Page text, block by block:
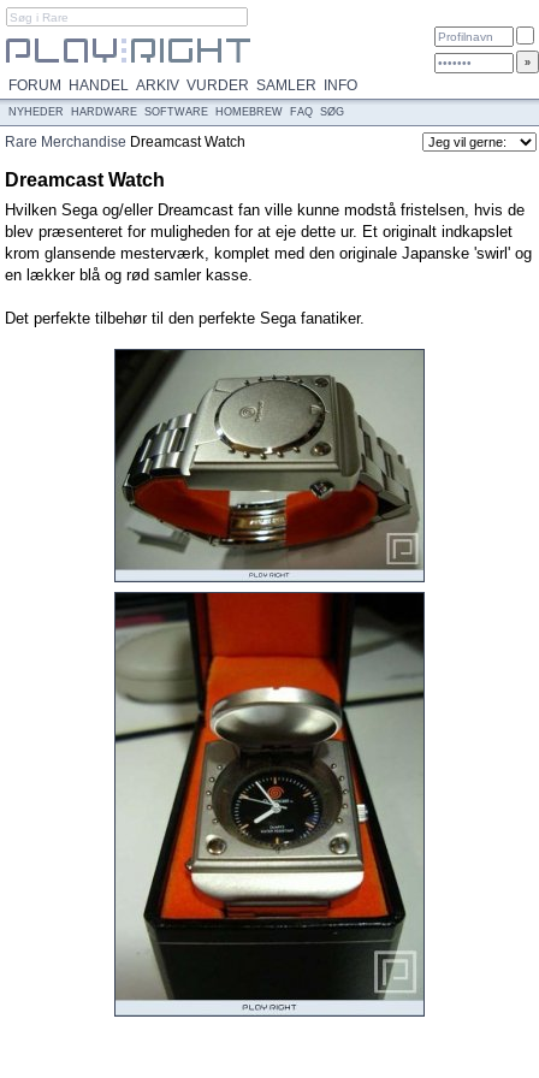
FORUM HANDEL ARKIV VURDER SAMLER INFO
NYHEDER HARDWARE SOFTWARE HOMEBREW FAQ SØG
Rare Merchandise Dreamcast Watch
Dreamcast Watch
Hvilken Sega og/eller Dreamcast fan ville kunne modstå fristelsen, hvis de
blev præsenteret for muligheden for at eje dette ur. Et originalt indkapslet
krom glansende mesterværk, komplet med den originale Japanske 'swirl' og
en lækker blå og rød samler kasse.
Det perfekte tilbehør til den perfekte Sega fanatiker.